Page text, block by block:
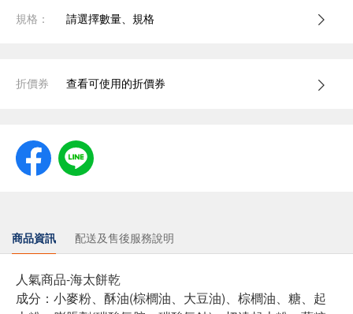
規格： 請選擇數量、規格
折價券 查看可使用的折價券
商品資訊 配送及售後服務說明
人氣商品-海太餅乾
成分：小麥粉、酥油(棕櫚油、大豆油)、棕櫚油、糖、起